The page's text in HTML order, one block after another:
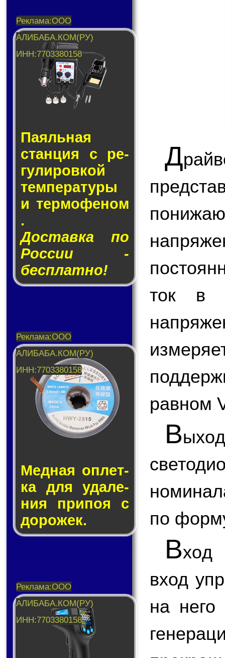
Паяльная
стан­ция с ре­
гу­ли­ров­кой
тем­пе­ра­ту­ры
и тер­мо­фе­ном
.
Доставка по
России -
бесплатно!
Медная оп­лет­
ка для уда­ле­
ния при­поя с
до­ро­жек.
Д
ток в
равном
В
по
В
вход
на